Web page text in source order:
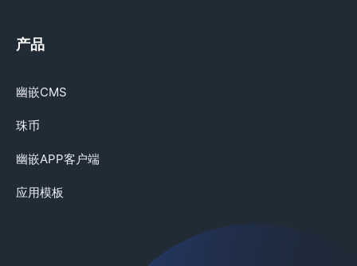
产品
幽嵌CMS
珠币
幽嵌APP客户端
应用模板